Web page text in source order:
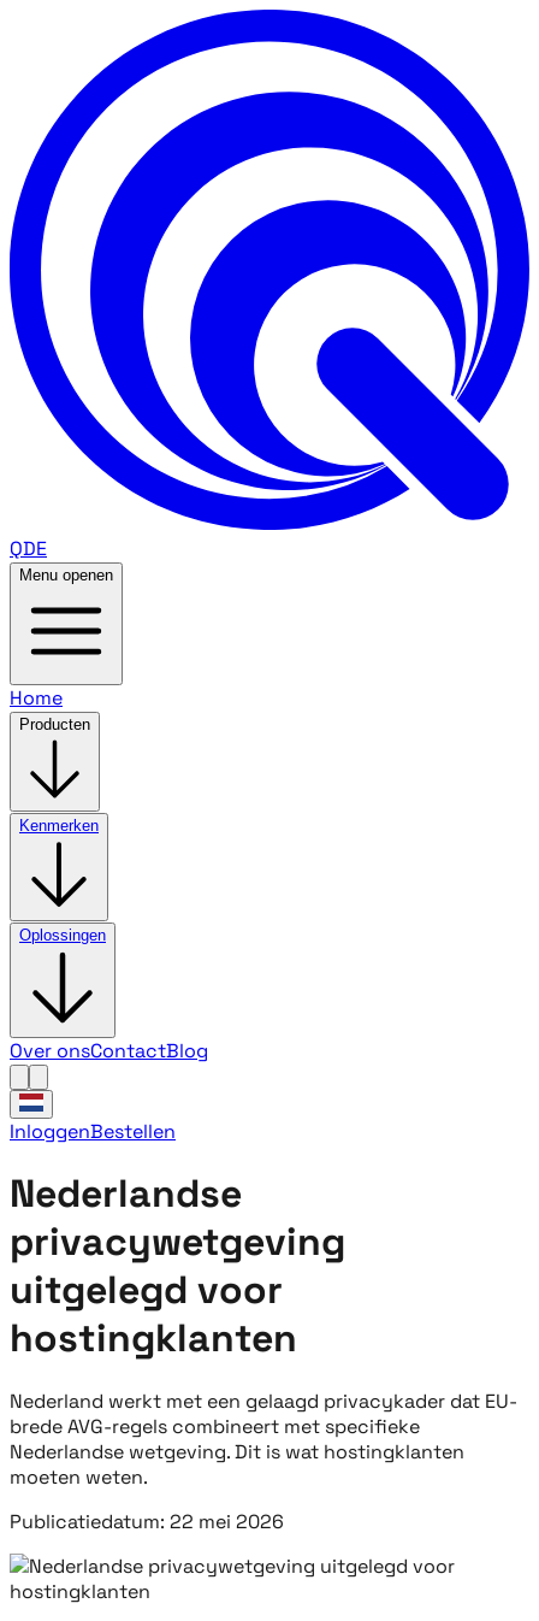
QDE
Menu openen
Home
Producten
Kenmerken
Oplossingen
Over onsContactBlog
InloggenBestellen
Nederlandse
privacywetgeving
uitgelegd voor
hostingklanten
Nederland werkt met een gelaagd privacykader dat EU-
brede AVG-regels combineert met specifieke
Nederlandse wetgeving. Dit is wat hostingklanten
moeten weten.
Publicatiedatum: 22 mei 2026